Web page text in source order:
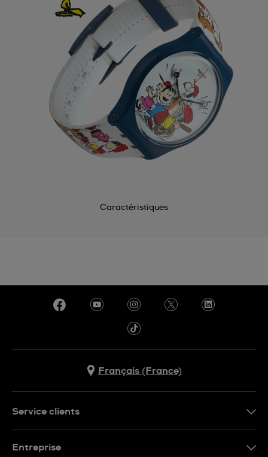
Caractéristiques
Français (France)
Service clients
Entreprise